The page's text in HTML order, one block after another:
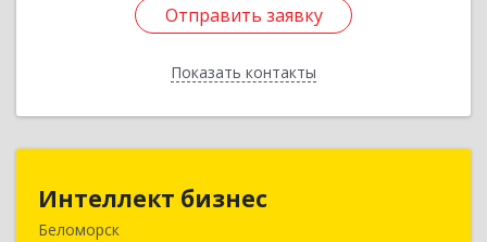
Отправить заявку
Показать контакты
Отправить заявку
Назад
Интеллект бизнес
Беломорск